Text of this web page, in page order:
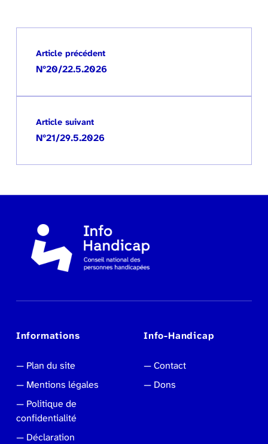
Navigation de l’article
Article précédent
N°20/22.5.2026
Article suivant
N°21/29.5.2026
Informations
Plan du site
Mentions légales
Politique de
confidentialité
Déclaration
Info-Handicap
Contact
Dons